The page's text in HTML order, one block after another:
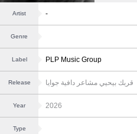
Artist -
Genre
Label PLP Music Group
Release قربك بيحيي مشاعر دافية جوايا
Year 2026
Type